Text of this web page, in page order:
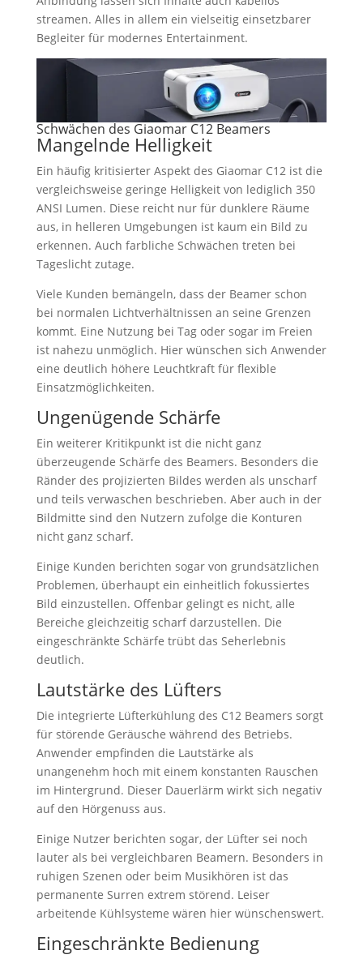
streamen. Alles in allem ein vielseitig einsetzbarer
Begleiter für modernes Entertainment.
Schwächen des Giaomar C12 Beamers
Mangelnde Helligkeit
Ein häufig kritisierter Aspekt des Giaomar C12 ist die
vergleichsweise geringe Helligkeit von lediglich 350
ANSI Lumen. Diese reicht nur für dunklere Räume
aus, in helleren Umgebungen ist kaum ein Bild zu
erkennen. Auch farbliche Schwächen treten bei
Tageslicht zutage.
Viele Kunden bemängeln, dass der Beamer schon
bei normalen Lichtverhältnissen an seine Grenzen
kommt. Eine Nutzung bei Tag oder sogar im Freien
ist nahezu unmöglich. Hier wünschen sich Anwender
eine deutlich höhere Leuchtkraft für flexible
Einsatzmöglichkeiten.
Ungenügende Schärfe
Ein weiterer Kritikpunkt ist die nicht ganz
überzeugende Schärfe des Beamers. Besonders die
Ränder des projizierten Bildes werden als unscharf
und teils verwaschen beschrieben. Aber auch in der
Bildmitte sind den Nutzern zufolge die Konturen
nicht ganz scharf.
Einige Kunden berichten sogar von grundsätzlichen
Problemen, überhaupt ein einheitlich fokussiertes
Bild einzustellen. Offenbar gelingt es nicht, alle
Bereiche gleichzeitig scharf darzustellen. Die
eingeschränkte Schärfe trübt das Seherlebnis
deutlich.
Lautstärke des Lüfters
Die integrierte Lüfterkühlung des C12 Beamers sorgt
für störende Geräusche während des Betriebs.
Anwender empfinden die Lautstärke als
unangenehm hoch mit einem konstanten Rauschen
im Hintergrund. Dieser Dauerlärm wirkt sich negativ
auf den Hörgenuss aus.
Einige Nutzer berichten sogar, der Lüfter sei noch
lauter als bei vergleichbaren Beamern. Besonders in
ruhigen Szenen oder beim Musikhören ist das
permanente Surren extrem störend. Leiser
arbeitende Kühlsysteme wären hier wünschenswert.
Eingeschränkte Bedienung